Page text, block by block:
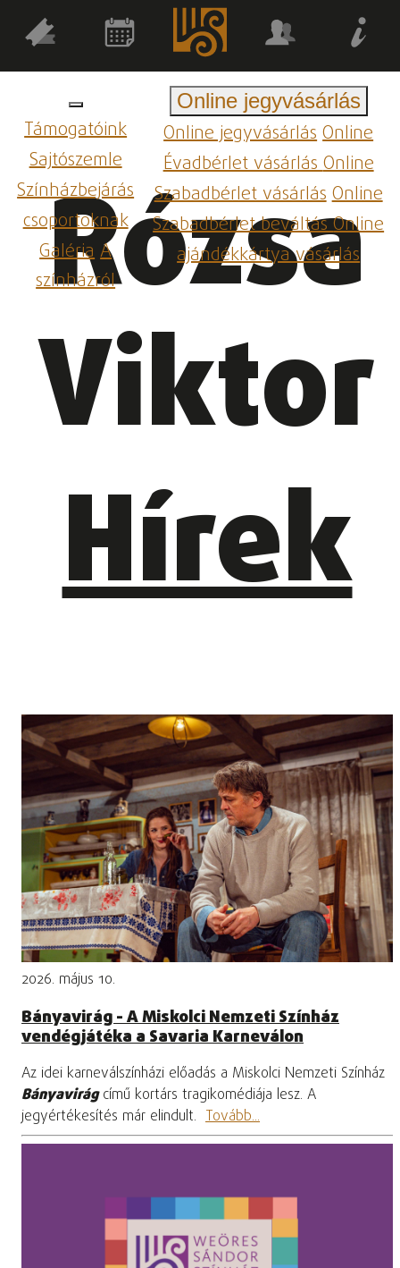
Támogatóink
Sajtószemle
Színházbejárás
csoportoknak
GalériaA
színházról
Online jegyvásárlás
Online jegyvásárlásOnline
Évadbérlet vásárlásOnline
Szabadbérlet vásárlásOnline
Szabadbérlet beváltásOnline
ajándékkártya vásárlás
Rózsa
Viktor
Hírek
2026. május 10.
Bányavirág - A Miskolci Nemzeti Színház
vendégjátéka a Savaria Karneválon
Az idei karneválszínházi előadás a Miskolci Nemzeti Színház
Bányavirágcímű kortárs tragikomédiája lesz. A
jegyértékesítés már elindult. Tovább...